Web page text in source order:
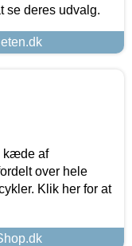
se deres udvalg.
kæde af
over hele
Klik her for at